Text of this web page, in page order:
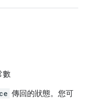
數
傳回的狀態。您可